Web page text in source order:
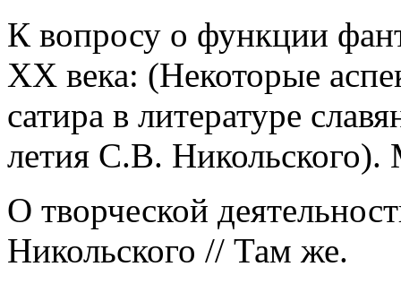
К вопросу о функции
ХХ века: (Некоторые
сатира в литературе
летия С.В.
О творческой
Никольского // Там же.